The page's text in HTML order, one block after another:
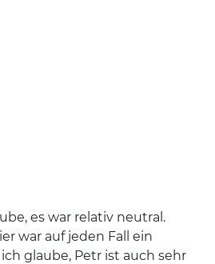
es war relativ neutral.
war auf jeden Fall ein
glaube, Petr ist auch sehr